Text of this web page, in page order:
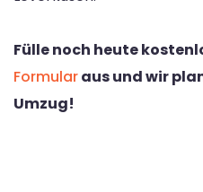
Fülle noch heute
Formularaus und wir
Umzug!